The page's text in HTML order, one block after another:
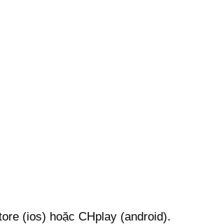
(ios) hoặc CHplay (android).